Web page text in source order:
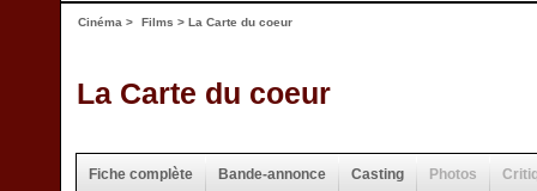
Cinéma > Films > La Carte du coeur
La Carte du coeur
Fiche complète Bande-annonce Casting Photos